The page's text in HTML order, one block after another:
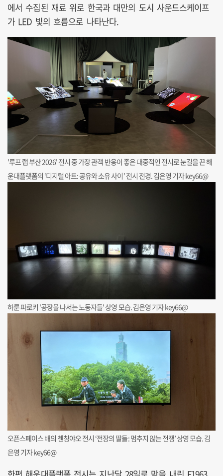
에서 수집된 재료 위로 한국과 대만의 도시 사운드스케이프
가 LED 빛의 흐름으로 나타난다.
'루프 랩 부산 2026' 전시 중 가장 관객 반응이 좋은 대중적인 전시로 눈길을 끈 해
운대플랫폼의 ‘디지털 아트: 공유와 소유 사이’ 전시 전경. 김은영 기자 key66@
하룬 파로키 '공장을 나서는 노동자들' 상영 모습. 김은영 기자 key66@
오픈스페이스 배의 첸칭야오 전시 ‘전장의 딸들: 멈추지 않는 전쟁’ 상영 모습. 김
은영 기자 key66@